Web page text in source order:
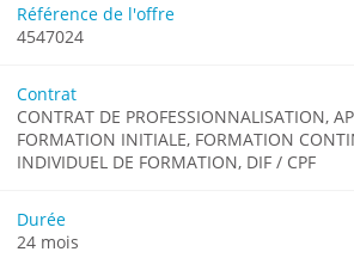
Référence de l'offre
4547024
Contrat
CONTRAT DE PROFESSIONNALISATION,
FORMATION INITIALE, FORMATION
INDIVIDUEL DE FORMATION, DIF / CPF
Durée
24 mois